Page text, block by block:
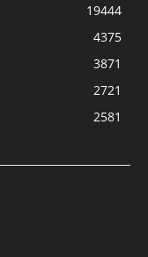
19444
4375
3871
2721
2581